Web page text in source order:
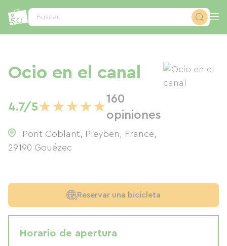
Buscar...
Ocio en el canal
4.7/5★★★★★
160
opiniones
Pont Coblant, Pleyben, France,
29190 Gouézec
Reservar una bicicleta
Horario de apertura
Panel de gestión de cookies